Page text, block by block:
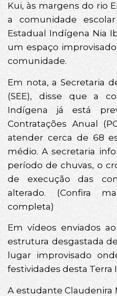
Kui, às margens do rio
a comunidade
Estadual Indígena Nia
um espaço
comunidade.
Em nota, a Secretaria
(SEE), disse que a
Indígena já está
Contratações Anual
atender cerca de 68
médio. A secretaria
período de chuvas, o
de execução das
alterado. (Confira
completa)
Em vídeos enviados
estrutura desgastada
lugar improvisado
festividades desta Terra
A estudante Claudenira